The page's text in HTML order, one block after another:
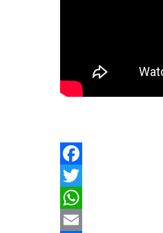
Facebook
Twitter
WhatsApp